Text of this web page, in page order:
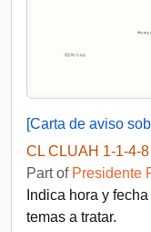
CL CLUAH 1-1-4-8
Part of Presidente
Indica hora y
temas a tratar.